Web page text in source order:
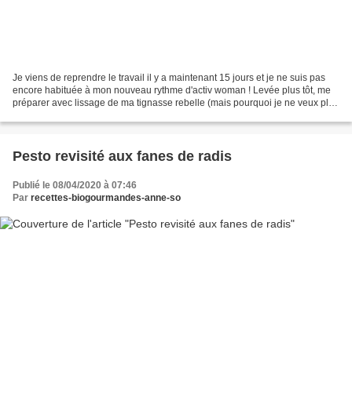
Je viens de reprendre le travail il y a maintenant 15 jours et je ne suis pas
encore habituée à mon nouveau rythme d'activ woman ! Levée plus tôt, me
préparer avec lissage de ma tignasse rebelle (mais pourquoi je ne veux plus
Pesto revisité aux fanes de radis
Publié le 08/04/2020 à 07:46
Par recettes-biogourmandes-anne-so